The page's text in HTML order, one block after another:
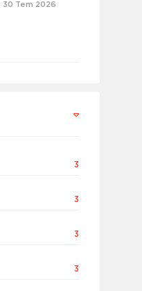
30 Tem 2026
3
3
3
3